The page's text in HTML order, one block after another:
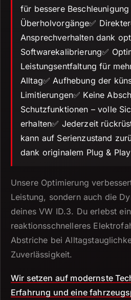
für bessere Beschleunigung
Überholvorgänge✅
Ansprechverhalten dank
Softwarekalibrierung✅
Leistungsentfaltung für
Alltag✅ Aufhebung der
Limitierungen✅ Keine
Schutzfunktionen – volle
erhalten✅ Jederzeit
kann auf Serienzustand
dank originalem Plug &
Unsere Optimierung
Leistung, sondern auch die
deines VW ID.3. Du erlebst
reaktionsschnelleres
Abstriche bei
Zuverlässigkeit.
Wir setzen auf modernste
Erfahrung und eine